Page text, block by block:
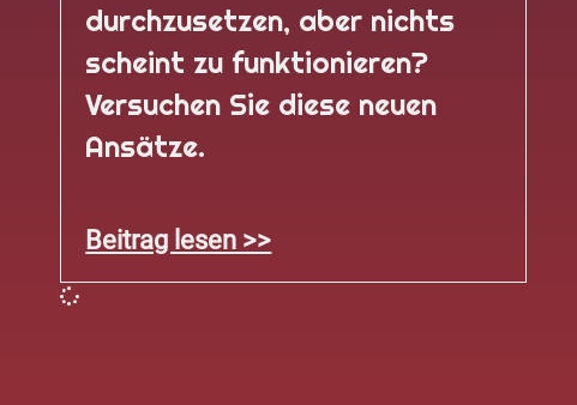
durchzusetzen, aber nichts
scheint zu funktionieren?
Versuchen Sie diese neuen
Ansätze.
Beitrag lesen >>